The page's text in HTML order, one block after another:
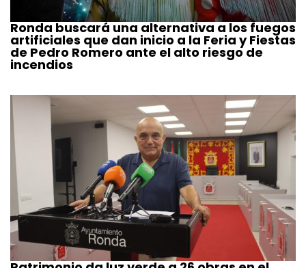
Ronda buscará una alternativa a los fuegos
artificiales que dan inicio a la Feria y Fiestas
de Pedro Romero ante el alto riesgo de
incendios